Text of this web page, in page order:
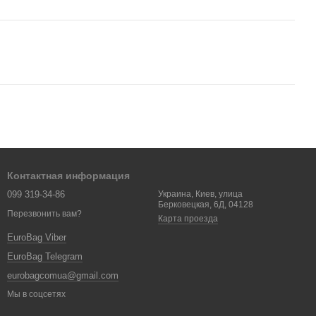
Контактная информация
099 319-34-86
Перезвонить вам?
EuroBag Viber
EuroBag Telegram
eurobagcomua@gmail.com
Украина, Киев, улица
Берковецкая, 6Д, 04128
Карта проезда
Мы в соцсетях